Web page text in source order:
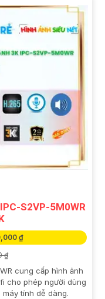
S2VP-5M0WR
₫
₫
cung cấp hình ảnh
cho phép người dùng
tính dễ dàng.